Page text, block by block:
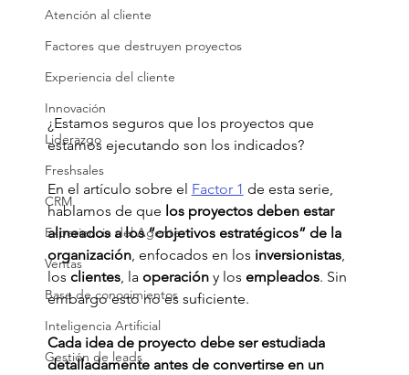
Atención al cliente
Factores que destruyen proyectos
Experiencia del cliente
Innovación
Liderazgo
Freshsales
CRM
Experiencia del Agente
Ventas
Base de conocimientos
Inteligencia Artificial
Gestión de leads
¿Estamos seguros que los proyectos que
estamos ejecutando son los indicados?
En el artículo sobre el Factor 1 de esta serie,
hablamos de que los proyectos deben estar
alineados a los “objetivos estratégicos” de la
organización, enfocados en los inversionistas,
los clientes, la operación y los empleados. Sin
embargo esto no es suficiente.
Cada idea de proyecto debe ser estudiada
detalladamente antes de convertirse en un